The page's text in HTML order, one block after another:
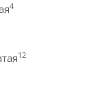
4
12